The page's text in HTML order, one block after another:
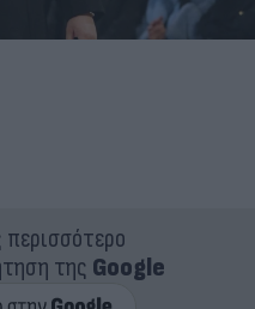
περισσότερο
της Google